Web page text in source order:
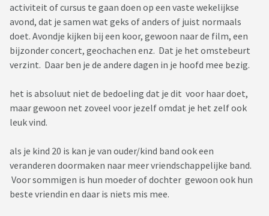
activiteit of cursus te gaan doen op een vaste wekelijkse
avond, dat je samen wat geks of anders of juist normaals
doet. Avondje kijken bij een koor, gewoon naar de film, een
bijzonder concert, geochachen enz. Dat je het omstebeurt
verzint. Daar ben je de andere dagen in je hoofd mee bezig.
het is absoluut niet de bedoeling dat je dit voor haar doet,
maar gewoon net zoveel voor jezelf omdat je het zelf ook
leuk vind.
als je kind 20 is kan je van ouder/kind band ook een
veranderen doormaken naar meer vriendschappelijke band.
Voor sommigen is hun moeder of dochter gewoon ook hun
beste vriendin en daar is niets mis mee.